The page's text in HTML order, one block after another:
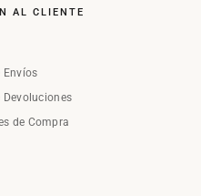
AL CLIENTE
Envíos
Devoluciones
de Compra